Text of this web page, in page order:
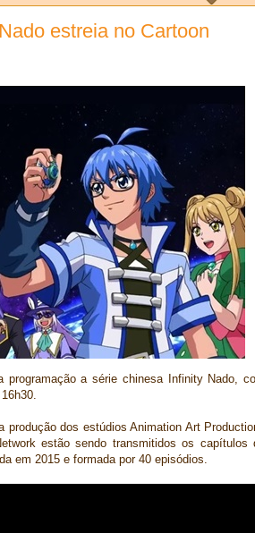
estreia no Cartoon
programação a série chinesa Infinity Nado,
produção dos estúdios Animation Art
estão sendo transmitidos os capítulos
em 2015 e formada por 40 episódios.